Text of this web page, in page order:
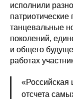
исполнили
патриотические
танцевальные
поколений,
и общего
работах
«Российская
отсчета